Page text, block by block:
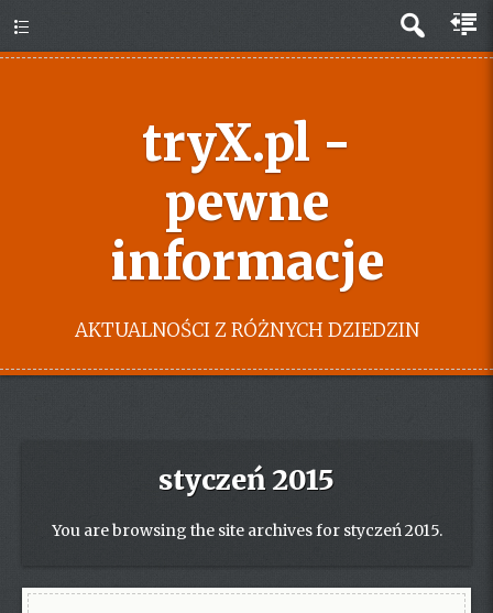
tryX.pl -
pewne
informacje
AKTUALNOŚCI Z RÓŻNYCH DZIEDZIN
styczeń 2015
You are browsing the site archives for styczeń 2015.